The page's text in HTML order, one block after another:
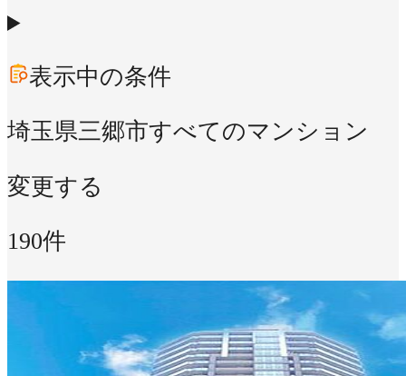
表示中の条件
埼玉県三郷市すべてのマンション
変更する
190件